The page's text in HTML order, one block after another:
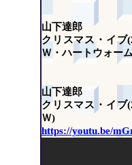
山下達郎
クリスマス・イ
Ｗ・ハートウォー
山下達郎
クリスマス・イ
Ｗ)
https://youtu.be/